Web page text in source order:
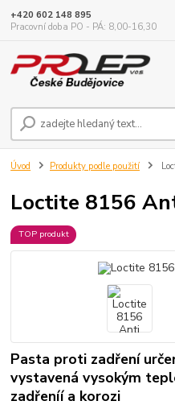
+420 602 148 895
Pracovní doba PO - PÁ: 8,00-16,30
Úvod Produkty podle použití
Loctite 8156
TOP produkt
Pasta proti zadření
vystavená vysokým
zadřeníí a korozi